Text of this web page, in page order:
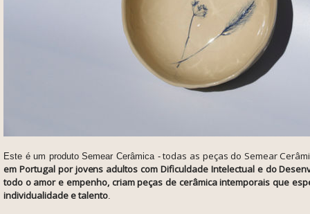
Este é um produtoSemear Cerâmica - todas as peças do Semear
em Portugal por jovens adultos com Dificuldade Intelectual e do
todo o amor e empenho, criam peças de cerâmica intemporais que
individualidade e talento